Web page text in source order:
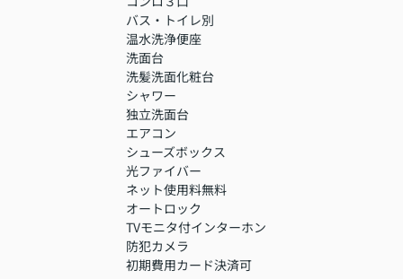
バス・トイレ別
温水洗浄便座
洗面台
洗髪洗面化粧台
シャワー
独立洗面台
エアコン
シューズボックス
光ファイバー
ネット使用料無料
オートロック
TVモニタ付インターホン
防犯カメラ
初期費用カード決済可